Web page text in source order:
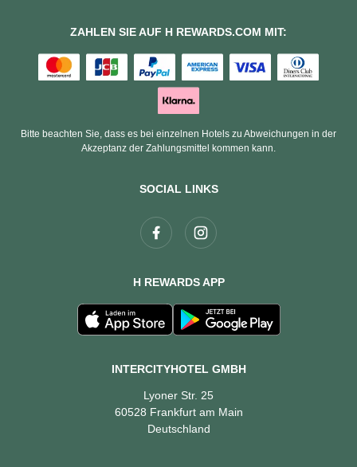
SOCIAL LINKS
H REWARDS APP
INTERCITYHOTEL GMBH
Lyoner Str. 25
60528 Frankfurt am Main
Deutschland
ZAHLEN SIE AUF H REWARDS.COM MIT:
Bitte beachten Sie, dass es bei einzelnen Hotels zu Abweichungen in der
Akzeptanz der Zahlungsmittel kommen kann.